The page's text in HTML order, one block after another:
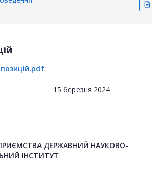
description
15 березня 2024
ДЕРЖАВНИЙ НАУКОВО-
ІНСТИТУТ